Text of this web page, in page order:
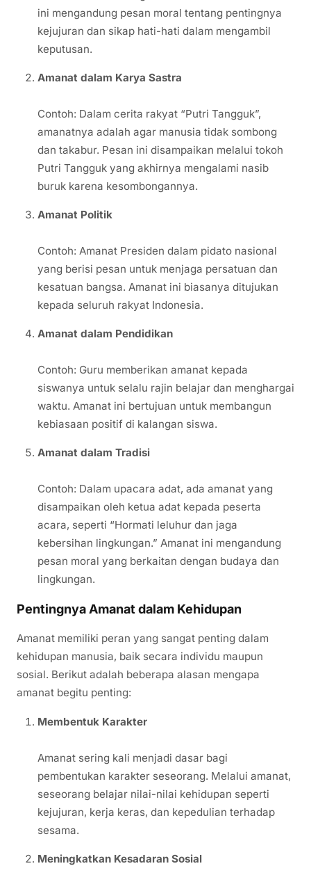
ini mengandung pesan moral tentang pentingnya
kejujuran dan sikap hati-hati dalam mengambil
keputusan.
Amanat dalam Karya Sastra
Contoh: Dalam cerita rakyat “Putri Tangguk”,
amanatnya adalah agar manusia tidak sombong
dan takabur. Pesan ini disampaikan melalui tokoh
Putri Tangguk yang akhirnya mengalami nasib
buruk karena kesombongannya.
Amanat Politik
Contoh: Amanat Presiden dalam pidato nasional
yang berisi pesan untuk menjaga persatuan dan
kesatuan bangsa. Amanat ini biasanya ditujukan
kepada seluruh rakyat Indonesia.
Amanat dalam Pendidikan
Contoh: Guru memberikan amanat kepada
siswanya untuk selalu rajin belajar dan menghargai
waktu. Amanat ini bertujuan untuk membangun
kebiasaan positif di kalangan siswa.
Amanat dalam Tradisi
Contoh: Dalam upacara adat, ada amanat yang
disampaikan oleh ketua adat kepada peserta
acara, seperti “Hormati leluhur dan jaga
kebersihan lingkungan.” Amanat ini mengandung
pesan moral yang berkaitan dengan budaya dan
lingkungan.
Pentingnya Amanat dalam Kehidupan
Amanat memiliki peran yang sangat penting dalam
kehidupan manusia, baik secara individu maupun
sosial. Berikut adalah beberapa alasan mengapa
amanat begitu penting:
Membentuk Karakter
Amanat sering kali menjadi dasar bagi
pembentukan karakter seseorang. Melalui amanat,
seseorang belajar nilai-nilai kehidupan seperti
kejujuran, kerja keras, dan kepedulian terhadap
sesama.
Meningkatkan Kesadaran Sosial